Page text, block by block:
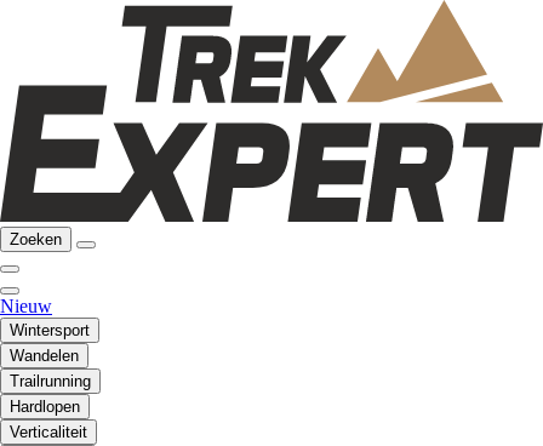
Zoeken
Nieuw
Wintersport
Wandelen
Trailrunning
Hardlopen
Verticaliteit